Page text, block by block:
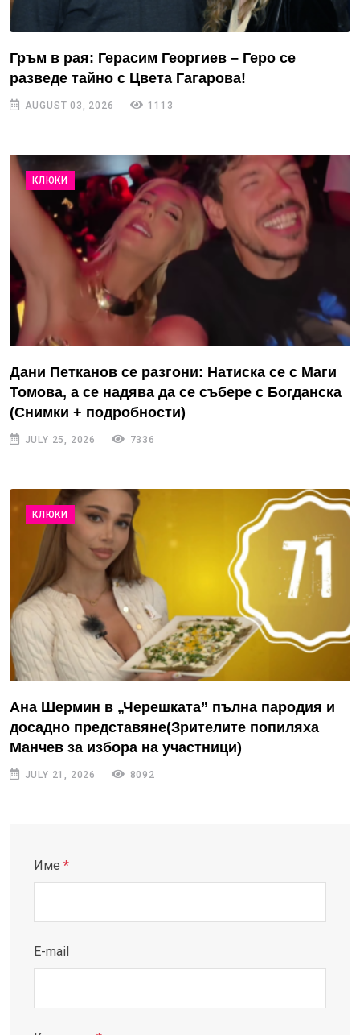
Гръм в рая: Герасим Георгиев – Геро се
разведе тайно с Цвета Гагарова!
AUGUST 03, 2026 1113
КЛЮКИ
Дани Петканов се разгони: Натиска се с Маги
Томова, а се надява да се събере с Богданска
(Снимки + подробности)
JULY 25, 2026 7336
КЛЮКИ
Ана Шермин в „Черешката” пълна пародия и
досадно представяне(Зрителите попиляха
Манчев за избора на участници)
JULY 21, 2026 8092
Име *
E-mail